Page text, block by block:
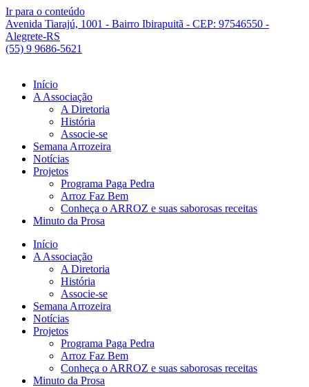
Ir para o conteúdo
Avenida Tiarajú, 1001 - Bairro Ibirapuitã - CEP: 97546550 -
Alegrete-RS
(55) 9 9686-5621
Início
A Associação
A Diretoria
História
Associe-se
Semana Arrozeira
Notícias
Projetos
Programa Paga Pedra
Arroz Faz Bem
Conheça o ARROZ e suas saborosas receitas
Minuto da Prosa
Início
A Associação
A Diretoria
História
Associe-se
Semana Arrozeira
Notícias
Projetos
Programa Paga Pedra
Arroz Faz Bem
Conheça o ARROZ e suas saborosas receitas
Minuto da Prosa